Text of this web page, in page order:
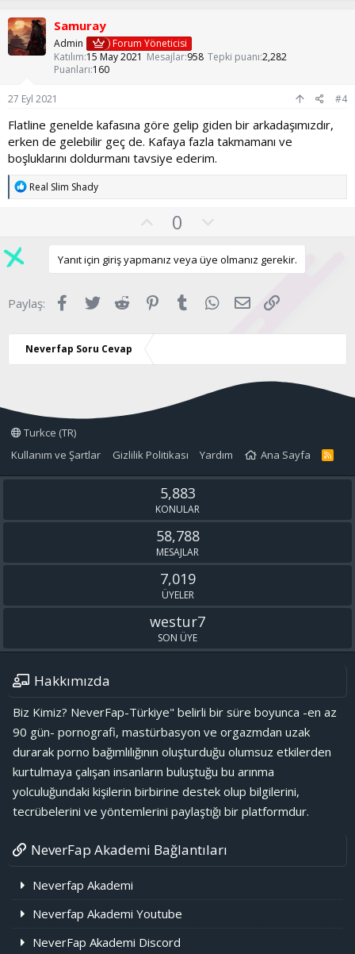
e
r
:
a
s
o
y
Samuray
Admin
Forum Yöneticisi
Katılım 15 May 2021 Mesajlar 958 Tepki puanı 2,282
Puanları 160
27 Eyl 2021 #4
Flatline genelde kafasına göre gelip giden bir arkadaşımızdır,
erken de gelebilir geç de. Kafaya fazla takmamanı ve
boşluklarını doldurmanı tavsiye ederim.
T
Real Slim Shady
O
y
l
a
0
l
u
m
s
z
y
l
Yanıt için giriş yapmanız veya üye olmanız gerekir.
Paylaş: Facebook
Twitter Reddit Pinterest
Tumblr WhatsApp
E-posta
Neverfap Soru Cevap
Turkce (TR)
Kullanım ve Şartlar
Gizlilik Politikası Yardım Ana Sayfa
R
S
5,883
KONULAR
58,788
MESAJLAR
7,019
ÜYELER
westur7
SON ÜYE
Hakkımızda
Biz Kimiz? NeverFap-Türkiye" belirli bir süre boyunca -en az
90 gün- pornografi, mastürbasyon ve orgazmdan uzak
durarak porno bağımlılığının oluşturduğu olumsuz etkilerden
kurtulmaya çalışan insanların buluştuğu bu arınma
yolculuğundaki kişilerin birbirine destek olup bilgilerini,
tecrübelerini ve yöntemlerini paylaştığı bir platformdur.
NeverFap Akademi Bağlantıları
Neverfap Akademi
Neverfap Akademi Youtube
NeverFap Akademi Discord